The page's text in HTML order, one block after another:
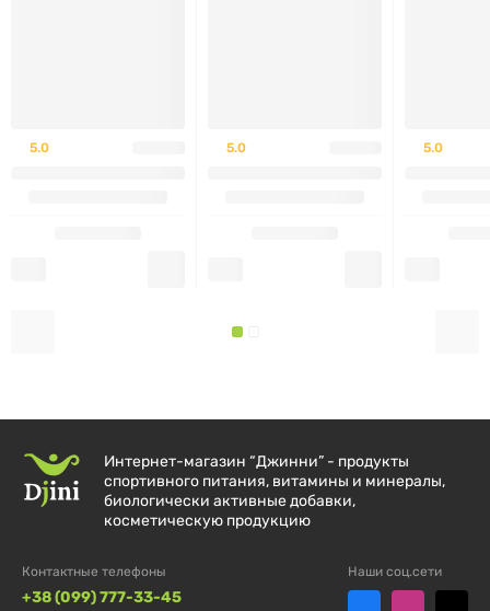
5.0 5.0 5.0
Интернет-магазин “Джинни” - продукты
спортивного питания, витамины и минералы,
биологически активные добавки,
косметическую продукцию
Контактные телефоны
+38 (099) 777-33-45
Наши соц.сети